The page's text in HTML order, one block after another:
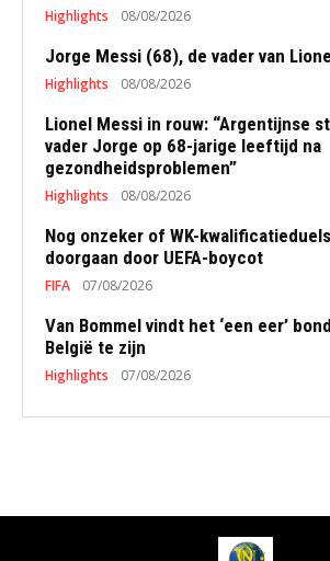
Highlights 08/08/2026
Jorge Messi (68), de vader van
Highlights 08/08/2026
Lionel Messi in rouw: “Argentijnse
vader Jorge op 68-jarige leeftijd na
gezondheidsproblemen”
Highlights 08/08/2026
Nog onzeker of WK-
doorgaan door UEFA-boycot
FIFA 07/08/2026
Van Bommel vindt het ‘een eer’
België te zijn
Highlights 07/08/2026